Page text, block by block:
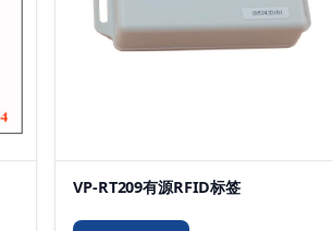
VP-RT209有源RFID标签